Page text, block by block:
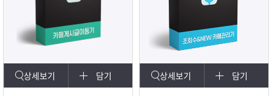
상세보기 담기 상세보기 담기